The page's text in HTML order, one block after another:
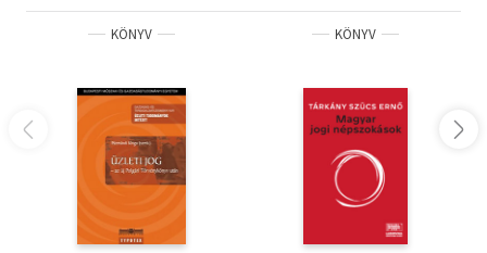
KÖNYV KÖNYV